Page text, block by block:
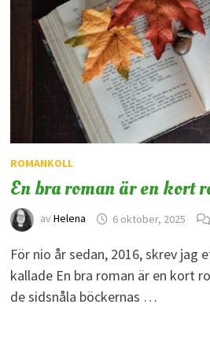
ROMANKOLL
En bra roman är en kort
av Helena 6 oktober, 2025
För nio år sedan, 2016, skrev jag
kallade En bra roman är en kort
de sidsnåla böckernas …